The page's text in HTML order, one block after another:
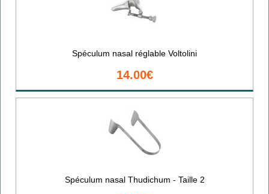
Spéculum nasal réglable Voltolini
14.00€
Spéculum nasal Thudichum - Taille 2